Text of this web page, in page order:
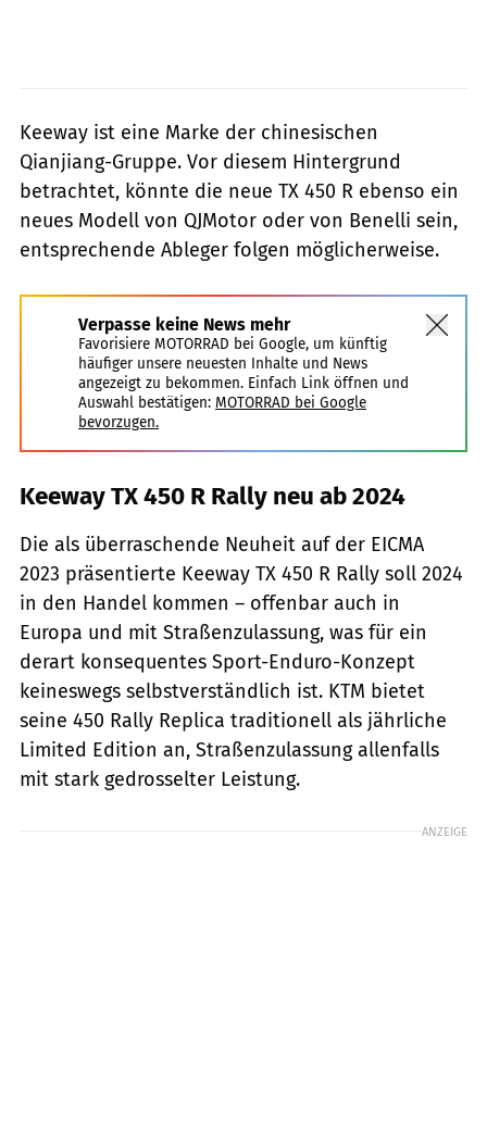
Keeway ist eine Marke der chinesischen
Qianjiang-Gruppe. Vor diesem Hintergrund
betrachtet, könnte die neue TX 450 R ebenso ein
neues Modell von QJMotor oder von Benelli sein,
entsprechende Ableger folgen möglicherweise.
Verpasse keine News mehr
Favorisiere MOTORRAD bei Google, um künftig
häufiger unsere neuesten Inhalte und News
angezeigt zu bekommen. Einfach Link öffnen und
Auswahl bestätigen: MOTORRAD bei Google
bevorzugen.
Keeway TX 450 R Rally neu ab 2024
Die als überraschende Neuheit auf der EICMA
2023 präsentierte Keeway TX 450 R Rally soll 2024
in den Handel kommen – offenbar auch in
Europa und mit Straßenzulassung, was für ein
derart konsequentes Sport-Enduro-Konzept
keineswegs selbstverständlich ist. KTM bietet
seine 450 Rally Replica traditionell als jährliche
Limited Edition an, Straßenzulassung allenfalls
mit stark gedrosselter Leistung.
ANZEIGE